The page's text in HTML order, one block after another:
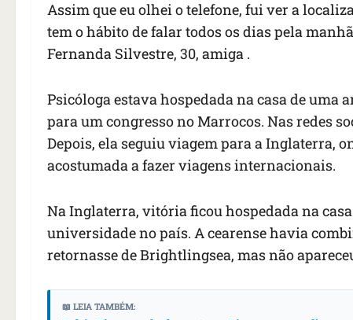
Assim que eu olhei o telefone, fui ver a
tem o hábito de falar todos os dias pela
Fernanda Silvestre, 30, amiga .
Psicóloga estava hospedada na casa de uma
para um congresso no Marrocos. Nas redes
Depois, ela seguiu viagem para a Inglaterra,
acostumada a fazer viagens internacionais.
Na Inglaterra, vitória ficou hospedada na
universidade no país. A cearense havia
retornasse de Brightlingsea, mas não
📖 LEIA TAMBÉM: